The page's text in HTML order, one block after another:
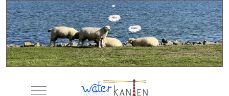
Mobile Menu Toggle